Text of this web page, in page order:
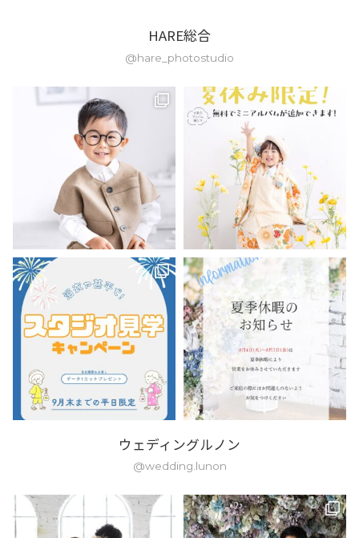
HARE総合
@hare_photostudio
ウェディングルノン
@wedding.lunon